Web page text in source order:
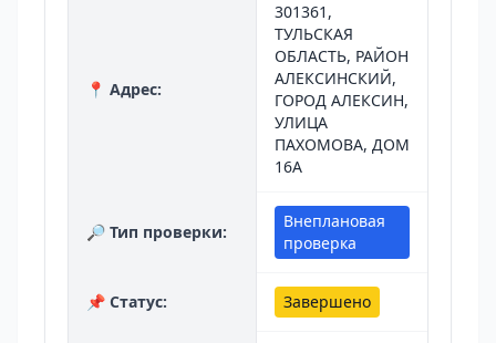
📍 Адрес:
301361,
ТУЛЬСКАЯ
ОБЛАСТЬ, РАЙОН
АЛЕКСИНСКИЙ,
ГОРОД АЛЕКСИН,
УЛИЦА
ПАХОМОВА, ДОМ
16А
🔎 Тип проверки:
Внеплановая
проверка
📌 Статус: Завершено